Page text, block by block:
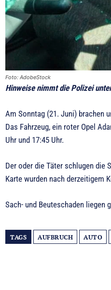
Foto: AdobeStock
Hinweise nimmt die Polizei
Am Sonntag (21. Juni) brachen
Das Fahrzeug, ein roter Opel
Uhr und 17:45 Uhr.
Der oder die Täter schlugen die
Karte wurden nach derzeitigem
Sach- und Beuteschaden liegen
TAGS AUFBRUCH AUTO